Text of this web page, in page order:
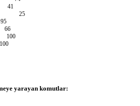
41
25
95
66
100
100
yarayan komutlar: